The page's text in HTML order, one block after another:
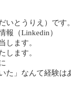
いとうりえ）です
報（Linkedin）
します。
します。
た」なんて経験は